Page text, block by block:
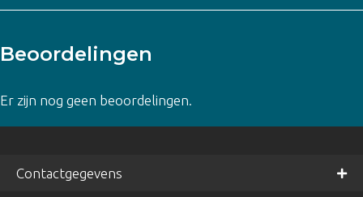
Beoordelingen
Er zijn nog geen beoordelingen.
Contactgegevens